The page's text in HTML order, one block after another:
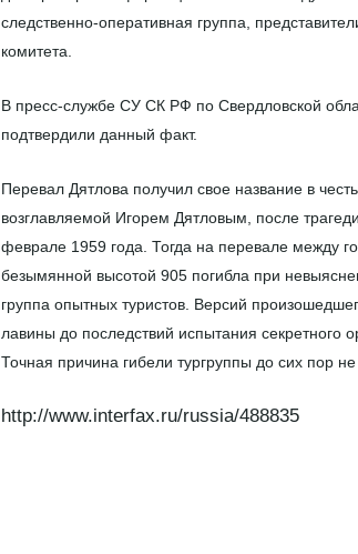
следственно-оперативная группа,
комитета.
В пресс-службе СУ СК РФ по Свердловской
подтвердили данный факт.
Перевал Дятлова получил свое название в честь
возглавляемой Игорем Дятловым, после
феврале 1959 года. Тогда на перевале между
безымянной высотой 905 погибла при
группа опытных туристов. Версий
лавины до последствий испытания секретного
Точная причина гибели тургруппы до сих пор не
http://www.interfax.ru/russia/488835